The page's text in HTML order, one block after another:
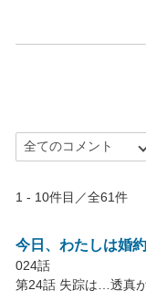
1 - 10件目／全61件
今日、わたしは婚
024話
第24話 失踪は…透真